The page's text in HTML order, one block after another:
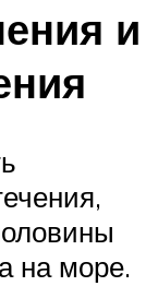
и
на море.